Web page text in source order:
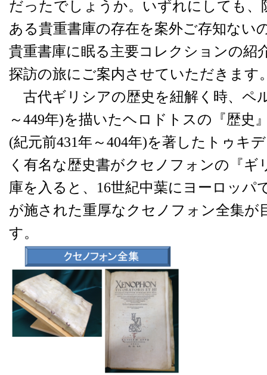
だったでしょうか。いずれにしても、
ある貴重書庫の存在を案外ご存知ない
貴重書庫に眠る主要コレクションの紹
探訪の旅にご案内させていただきます
古代ギリシアの歴史を紐解く時、ペ
～449年)を描いたヘロドトスの『歴史
(紀元前431年～404年)を著したトゥキ
く有名な歴史書がクセノフォンの『ギ
庫を入ると、16世紀中葉にヨーロッパ
が施された重厚なクセノフォン全集が
す。